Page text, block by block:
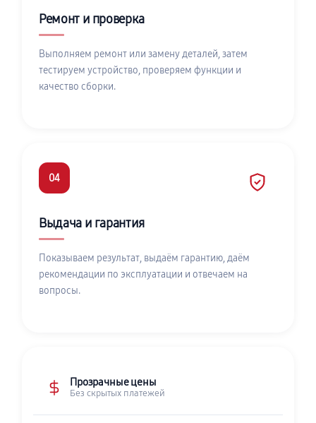
Ремонт и проверка
Выполняем ремонт или замену деталей, затем
тестируем устройство, проверяем функции и
качество сборки.
04
Выдача и гарантия
Показываем результат, выдаём гарантию, даём
рекомендации по эксплуатации и отвечаем на
вопросы.
Прозрачные цены
Без скрытых платежей